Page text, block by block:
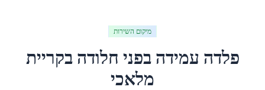
מיקום השירות
פלדה עמידה בפני חלודה בקריית
מלאכי